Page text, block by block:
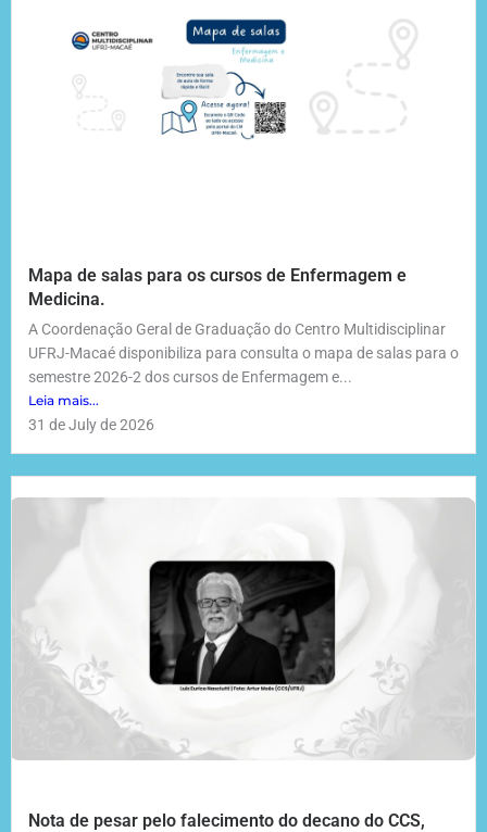
Mapa de salas para os cursos de Enfermagem e
Medicina.
A Coordenação Geral de Graduação do Centro Multidisciplinar
UFRJ-Macaé disponibiliza para consulta o mapa de salas para o
semestre 2026-2 dos cursos de Enfermagem e...
Leia mais...
31 de July de 2026
Nota de pesar pelo falecimento do decano do CCS,